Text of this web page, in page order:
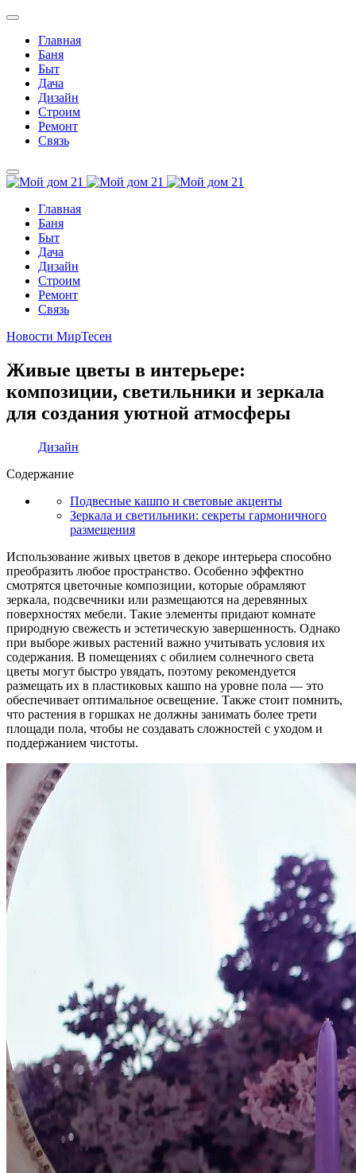
Главная
Баня
Быт
Дача
Дизайн
Строим
Ремонт
Связь
Главная
Баня
Быт
Дача
Дизайн
Строим
Ремонт
Связь
Новости МирТесен
Живые цветы в интерьере:
композиции, светильники и зеркала
для создания уютной атмосферы
Дизайн
Содержание
Подвесные кашпо и световые акценты
Зеркала и светильники: секреты гармоничного
размещения
Использование живых цветов в декоре интерьера способно
преобразить любое пространство. Особенно эффектно
смотрятся цветочные композиции, которые обрамляют
зеркала, подсвечники или размещаются на деревянных
поверхностях мебели. Такие элементы придают комнате
природную свежесть и эстетическую завершенность. Однако
при выборе живых растений важно учитывать условия их
содержания. В помещениях с обилием солнечного света
цветы могут быстро увядать, поэтому рекомендуется
размещать их в пластиковых кашпо на уровне пола — это
обеспечивает оптимальное освещение. Также стоит помнить,
что растения в горшках не должны занимать более трети
площади пола, чтобы не создавать сложностей с уходом и
поддержанием чистоты.